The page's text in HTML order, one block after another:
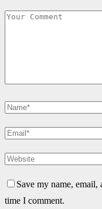
Save my name,
time I comment.